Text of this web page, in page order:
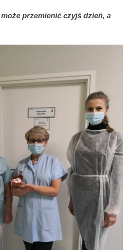
przemienić czyjś dzień, a